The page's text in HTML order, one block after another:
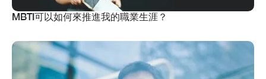
MBTI可以如何來推進我的職業生涯？